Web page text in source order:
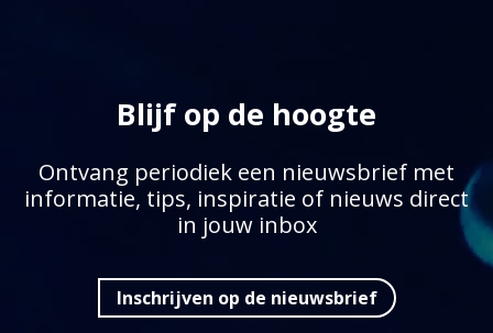
Blijf op de hoogte
Ontvang periodiek een nieuwsbrief met
informatie, tips, inspiratie of nieuws direct
in jouw inbox
Inschrijven op de nieuwsbrief